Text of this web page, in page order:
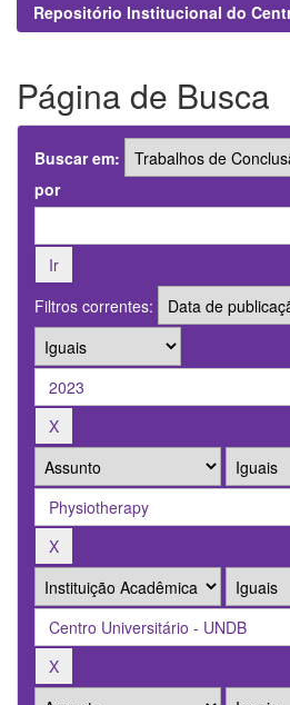
Repositório Institucional do
Página de Busca
Buscar em:
por
Filtros correntes: